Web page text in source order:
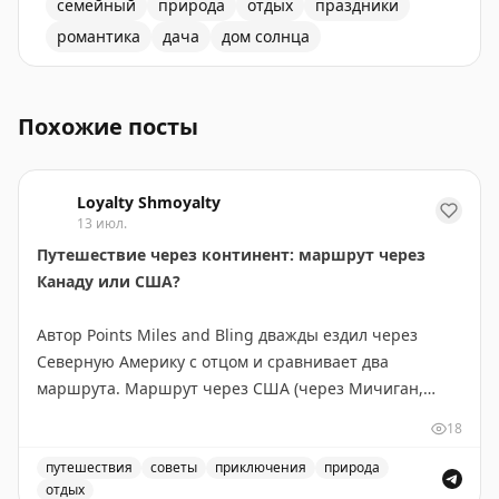
семейный природа отдых
праздники
романтика
дача дом солнца
Похожие посты
Loyalty Shmoyalty
13 июл.
Путешествие через континент: маршрут через
Канаду или США?
Автор Points Miles and Bling дважды ездил через
Северную Америку с отцом и сравнивает два
маршрута. Маршрут через США (через Мичиган,
экономнее по топливу — идеален, если спешите. Но
главное открытие — это не пейзажи, а люди и
18
путешествия советы приключения
природа
отдых